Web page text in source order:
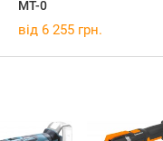
MT-0
від 6 255 грн.